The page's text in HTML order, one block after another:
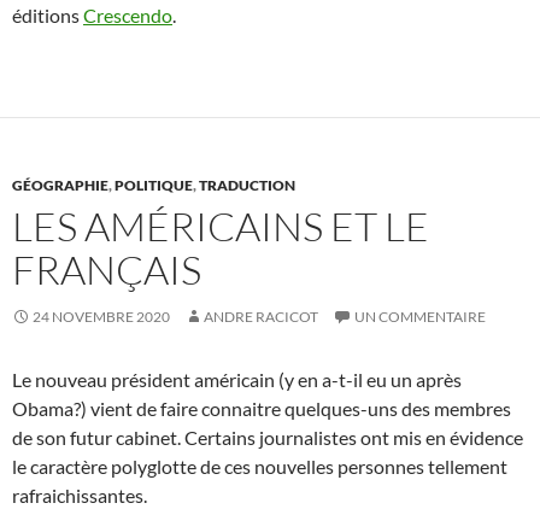
éditionsCrescendo.
GÉOGRAPHIE,POLITIQUE,TRADUCTION
LES AMÉRICAINS ET LE
FRANÇAIS
24 NOVEMBRE 2020 ANDRE RACICOT UN COMMENTAIRE
Le nouveau président américain (y en a-t-il eu un après
Obama?) vient de faire connaitre quelques-uns des membres
de son futur cabinet. Certains journalistes ont mis en évidence
le caractère polyglotte de ces nouvelles personnes tellement
rafraichissantes.